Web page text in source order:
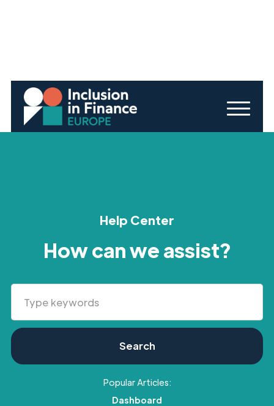
Help Center
How can we assist?
Popular Articles:
Dashboard